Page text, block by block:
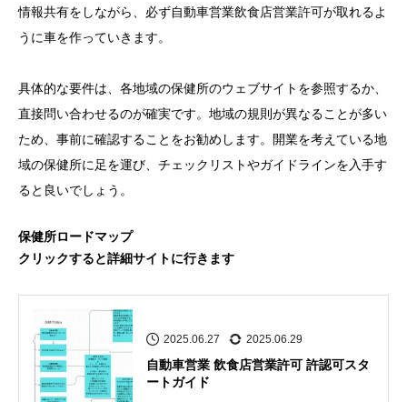
情報共有をしながら、必ず自動車営業飲食店営業許可が取れるよ
うに車を作っていきます。
具体的な要件は、各地域の保健所のウェブサイトを参照するか、
直接問い合わせるのが確実です。地域の規則が異なることが多い
ため、事前に確認することをお勧めします。開業を考えている地
域の保健所に足を運び、チェックリストやガイドラインを入手す
ると良いでしょう。
保健所ロードマップ
クリックすると詳細サイトに行きます
2025.06.27 2025.06.29
自動車営業 飲食店営業許可 許認可スタ
ートガイド